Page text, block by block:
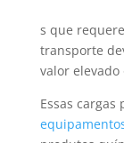
s que
transporte
valor
Essas